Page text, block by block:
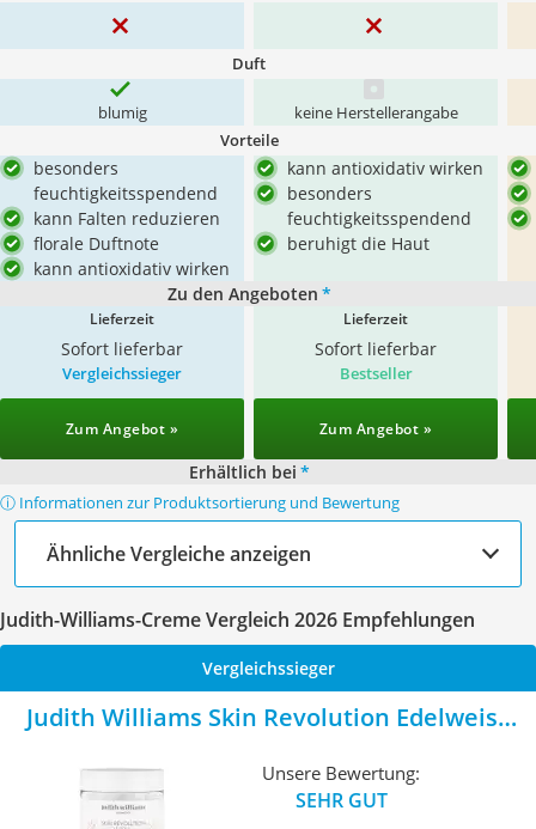
Duft
blumig keine Herstellerangabe
Vorteile
besonders
feuchtigkeitsspendend
kann Falten reduzieren
florale Duftnote
kann antioxidativ wirken
kann antioxidativ wirken
besonders
feuchtigkeitsspendend
beruhigt die Haut
Zu den Angeboten *
Lieferzeit
Sofort lieferbar
Lieferzeit
Sofort lieferbar
Vergleichssieger
Zum Angebot »
Bestseller
Zum Angebot »
Erhältlich bei *
ⓘ Informationen zur Produktsortierung und Bewertung
Ähnliche Vergleiche anzeigen
Judith-Williams-Creme Vergleich 2026 Empfehlungen
Vergleichssieger
Judith Williams Skin Revolution Edelweiss
Unsere Bewertung:
SEHR GUT